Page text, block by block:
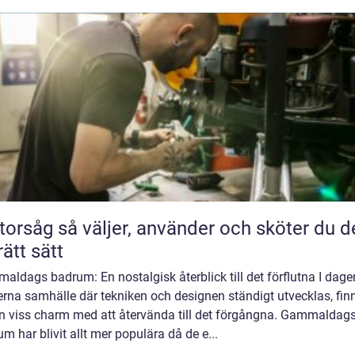
använder och sköter du den
sätt
badrum: En nostalgisk återblick till det förflutna I
samhälle där tekniken och designen ständigt utvecklas,
viss charm med att återvända till det förgångna.
har blivit allt mer populära då de e...